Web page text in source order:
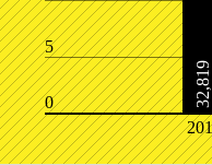
5
0
32,819